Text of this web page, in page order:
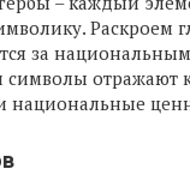
Раскроем
за
символы отражают
национальные